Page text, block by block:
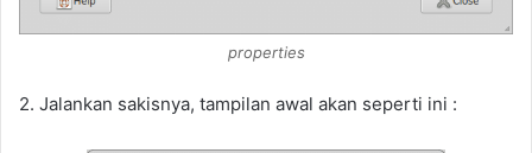
properties
2. Jalankan sakisnya, tampilan awal akan seperti ini :